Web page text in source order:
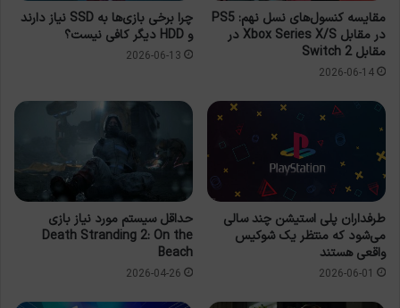
مقایسه کنسول‌های نسل نهم: PS5
در مقابل Xbox Series X/S در
مقابل Switch 2
2026-06-14
چرا برخی بازی‌ها به SSD نیاز دارند
و HDD دیگر کافی نیست؟
2026-06-13
طرفداران پلی استیشن چند سالی
می‌شود که منتظر یک شوکیس
واقعی هستند
2026-06-01
حداقل سیستم مورد نیاز بازی
Death Stranding 2: On the
Beach
2026-04-26